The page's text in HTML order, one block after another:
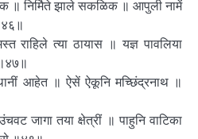
॥ निर्मिते झाले सकळिक ॥ आपुली नामें
राहिले त्या ठायास ॥ यज्ञ पावलिया
आहेत ॥ ऐसें ऐकूनि मच्छिंद्रनाथ ॥
जागा तया क्षेत्रीं ॥ पाहुनि वाटिका